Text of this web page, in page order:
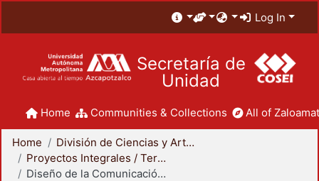
Log In
Secretaría de
Unidad
Home Communities & Collections All of
Home
División de Ciencias y Artes para el Diseño
Proyectos Integrales / Terminales - Licenciatura
Diseño de la Comunicación Gráfica - Proyectos Integrales